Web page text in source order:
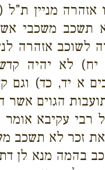
אזהרה מניין ת"ל
תשכב משכבי
לשוכב אזהרה
יח) לא יהיה
א יד, כד) וגם
הגוים אשר
רבי עקיבא אומר
זכר לא תשכב
בהמה מנא לן